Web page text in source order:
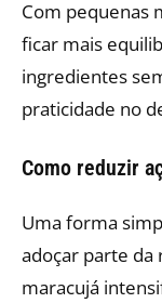
Com pequenas
ficar mais
ingredientes
praticidade no
Como reduzir
Uma forma
adoçar parte da
maracujá